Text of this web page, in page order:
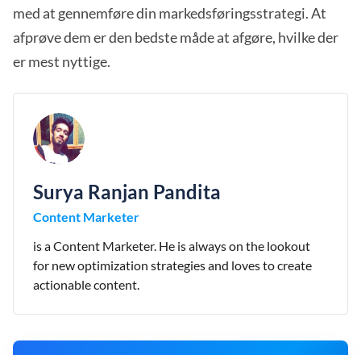
med at gennemføre din markedsføringsstrategi. At
afprøve dem er den bedste måde at afgøre, hvilke der
er mest nyttige.
Surya Ranjan Pandita
Content Marketer
is a Content Marketer. He is always on the lookout
for new optimization strategies and loves to create
actionable content.